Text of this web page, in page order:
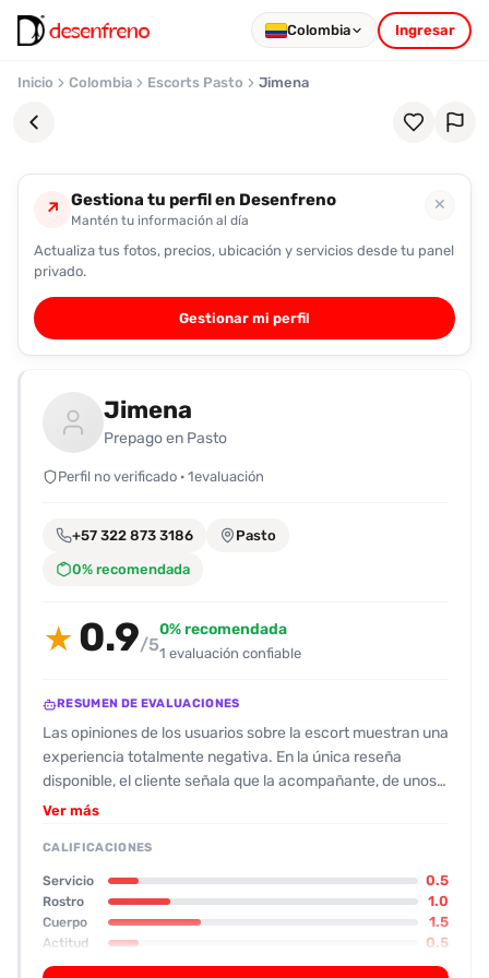
Colombia Ingresar
Inicio Colombia Escorts Pasto Jimena
Favoritos
Pronto
podrás
registrarte
guardar
favoritas
para
fácilmente.
↗ Gestiona tu perfil en Desenfreno
Mantén tu información al día
✕
Actualiza tus fotos, precios, ubicación y servicios desde tu panel
privado.
Gestionar mi perfil
Jimena
Prepago en Pasto
Perfil no verificado · 1evaluación
+57 322 873 3186 Pasto
0% recomendada
★ 0.9/5
0% recomendada
1 evaluación confiable
RESUMEN DE EVALUACIONES
Las opiniones de los usuarios sobre la escort muestran una
experiencia totalmente negativa. En la única reseña
disponible, el cliente señala que la acompañante, de unos
27 años, no coincide con las fotos: es delgada, sin curvas y
de la media (físicamente 3/10, rostro 2/10). Además, el
olor y la higiene no están a la altura; parece que no se
bañó bien, con mal aliento y un ambiente poco limpio en
Fusagasugá. Su actitud resulta ser la más complicada:
grosera, impaciente, siempre con el celular y sin
profesionalismo, lo que provoca una sensación de
Ver más
CALIFICACIONES
Servicio 0.5
Rostro 1.0
Cuerpo 1.5
Actitud 0.5